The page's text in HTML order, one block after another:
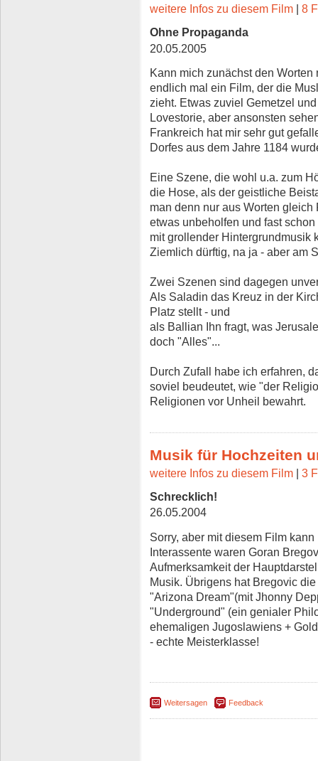
weitere Infos zu diesem Film | 8
Ohne Propaganda
20.05.2005
Kann mich zunächst den
endlich mal ein Film, der die
zieht. Etwas zuviel Gemetzel
Lovestorie, aber ansonsten
Frankreich hat mir sehr gut
Dorfes aus dem Jahre 1184
Eine Szene, die wohl u.a. zum
die Hose, als der geistliche
man denn nur aus Worten
etwas unbeholfen und fast
mit grollender Hintergrundmusik
Ziemlich dürftig, na ja - aber am
Zwei Szenen sind dagegen
Als Saladin das Kreuz in der
Platz stellt - und
als Ballian Ihn fragt, was
doch "Alles"...
Durch Zufall habe ich erfahren,
soviel beudeutet, wie "der
Religionen vor Unheil bewahrt.
Musik für Hochzeiten
weitere Infos zu diesem Film | 3
Schrecklich!
26.05.2004
Sorry, aber mit diesem Film
Interassente waren Goran
Aufmerksamkeit der
Musik. Übrigens hat Bregovic
"Arizona Dream"(mit Jhonny
"Underground" (ein genialer
ehemaligen Jugoslawiens +
- echte Meisterklasse!
Weitersagen Feedback